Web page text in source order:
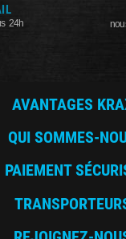
24h
AVANTAGES
QUI SOMMES-
PAIEMENT